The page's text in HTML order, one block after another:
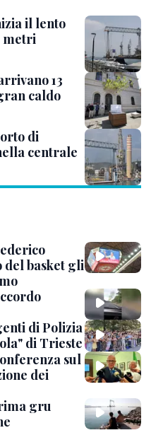
il lento
metri
13
caldo
di
centrale
del basket gli
di Polizia
di Trieste
sul
dei
gru